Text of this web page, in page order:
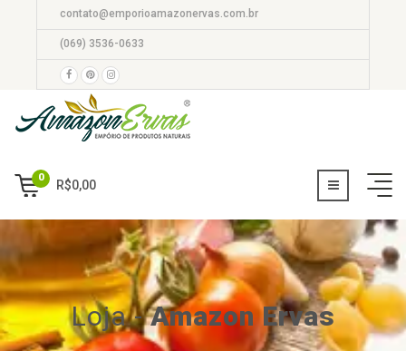
contato@emporioamazonervas.com.br
(069) 3536-0633
0
R$0,00
Loja -Amazon Ervas